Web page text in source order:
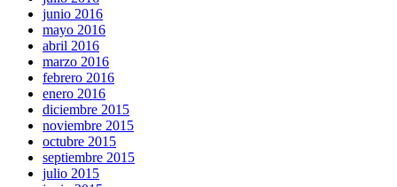
junio 2016
mayo 2016
abril 2016
marzo 2016
febrero 2016
enero 2016
diciembre 2015
noviembre 2015
octubre 2015
septiembre 2015
julio 2015